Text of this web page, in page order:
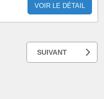
VOIR LE DÉTAIL
SUIVANT